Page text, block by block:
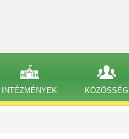
INTÉZMÉNYEK KÖZÖSSÉG